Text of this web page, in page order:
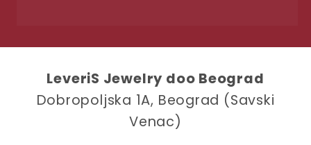
LeveriS Jewelry doo Beograd
Dobropoljska 1A, Beograd (Savski
Venac)